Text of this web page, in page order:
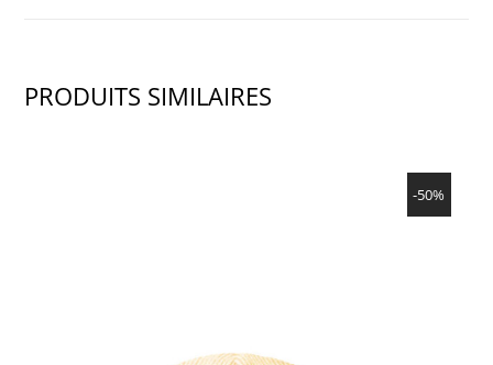
PRODUITS SIMILAIRES
-50%